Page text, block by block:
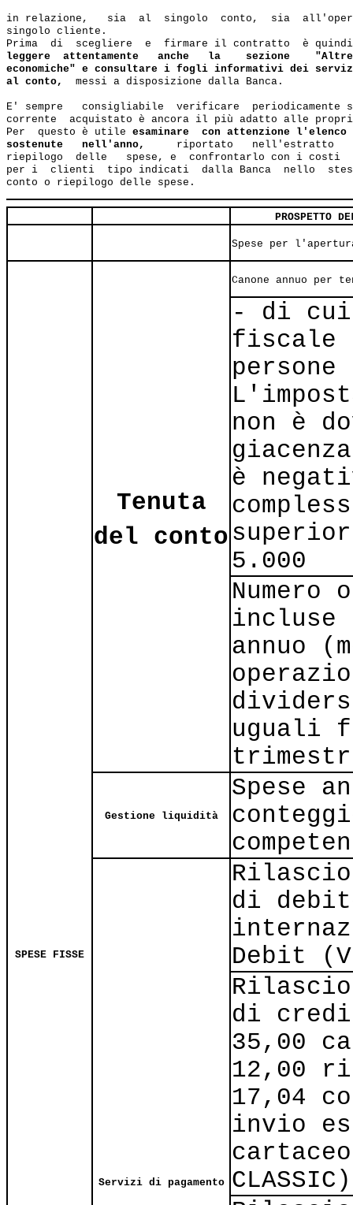
in relazione,   sia  al  singolo  conto,  sia
singolo cliente.
Prima  di  scegliere  e  firmare il contratto  è quindi
leggere  attentamente   anche   la    sezione
economiche" e consultare i fogli informativi dei
al conto, messi a disposizione dalla Banca.
E' sempre   consigliabile  verificare
corrente  acquistato è ancora il più adatto alle
Per  questo è utile esaminare  con attenzione
sostenute   nell'anno,
riportato   nell'estratto
riepilogo  delle   spese, e  confrontarlo con i costi
per i  clienti  tipo indicati  dalla Banca  nello
PROSPETTO
Spese per
SPESE FISSE
Tenuta
del conto
Canone annuo per
- di cui
fiscale
non è
è
5.000
Numero
incluse
annuo
uguali
Gestione liquidità
Spese
Servizi di pagamento
di
Debit
di
35,00
12,00
17,04
invio